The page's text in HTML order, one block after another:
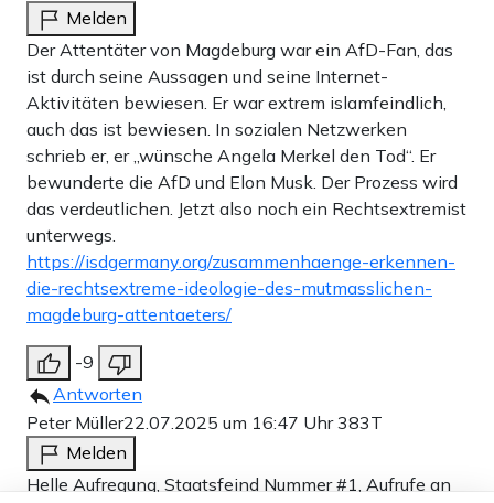
Melden
Der Attentäter von Magdeburg war ein AfD-Fan, das
ist durch seine Aussagen und seine Internet-
Aktivitäten bewiesen. Er war extrem islamfeindlich,
auch das ist bewiesen. In sozialen Netzwerken
schrieb er, er „wünsche Angela Merkel den Tod“. Er
bewunderte die AfD und Elon Musk. Der Prozess wird
das verdeutlichen. Jetzt also noch ein Rechtsextremist
unterwegs.
https://isdgermany.org/zusammenhaenge-erkennen-
die-rechtsextreme-ideologie-des-mutmasslichen-
magdeburg-attentaeters/
-9
Antworten
Peter Müller22.07.2025 um 16:47 Uhr383T
Melden
Helle Aufregung, Staatsfeind Nummer #1, Aufrufe an